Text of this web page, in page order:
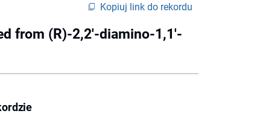
Kopiuj link do rekordu
from (R)-2,2'-diamino-1,1'-